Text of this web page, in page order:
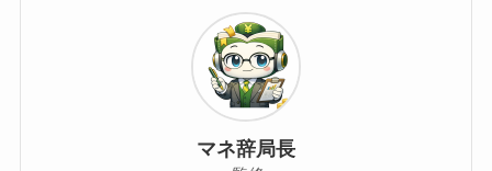
マネ辞局長